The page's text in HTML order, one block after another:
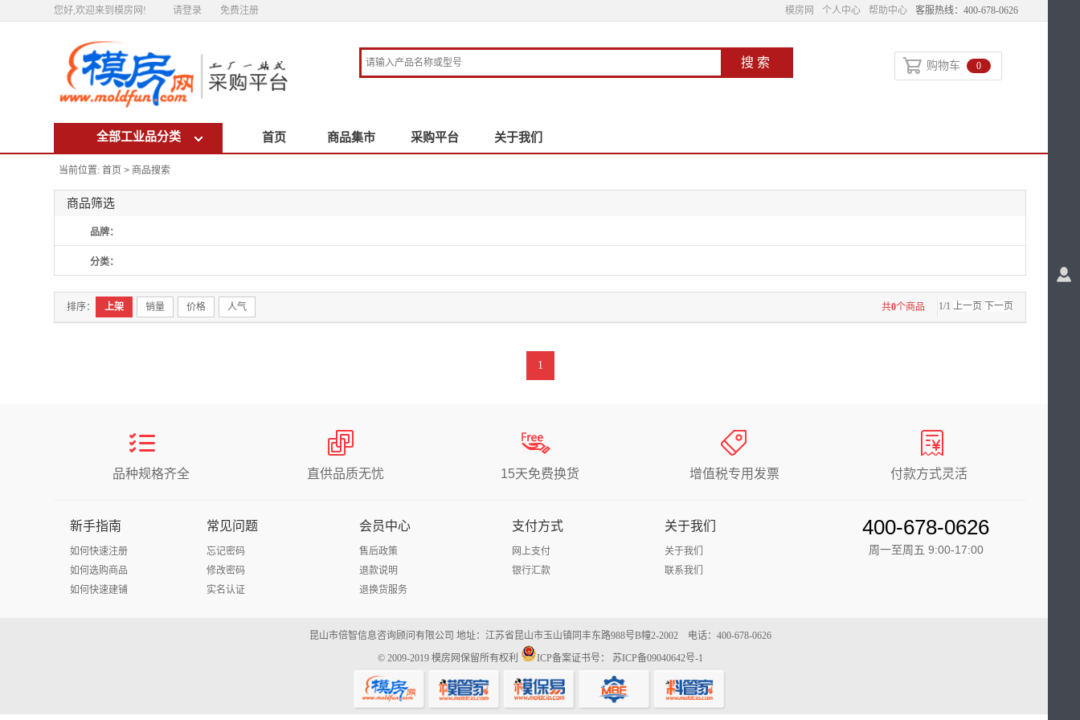
您好,欢迎来到模房网! 请登录 免费注册 模房网 个人中心 帮助中心 客服热线：400-678-0626
购物车 0
全部工业品分类 首页 商品集市 采购平台 关于我们
当前位置: 首页 > 商品搜索
商品筛选
品牌：
分类：
排序： 上架 销量 价格 人气 1/1 上一页 下一页
共0个商品
1
品种规格齐全 直供品质无忧 15天免费换货 增值税专用发票 付款方式灵活
新手指南
如何快速注册
如何选购商品
如何快速建铺
常见问题
忘记密码
修改密码
实名认证
会员中心
售后政策
退款说明
退换货服务
支付方式
网上支付
银行汇款
关于我们
关于我们
联系我们
400-678-0626
周一至周五 9:00-17:00
昆山市倍智信息咨询顾问有限公司 地址：江苏省昆山市玉山镇同丰东路988号B幢2-2002 电话：400-678-0626
© 2009-2019 模房网保留所有权利 ICP备案证书号： 苏ICP备09040642号-1